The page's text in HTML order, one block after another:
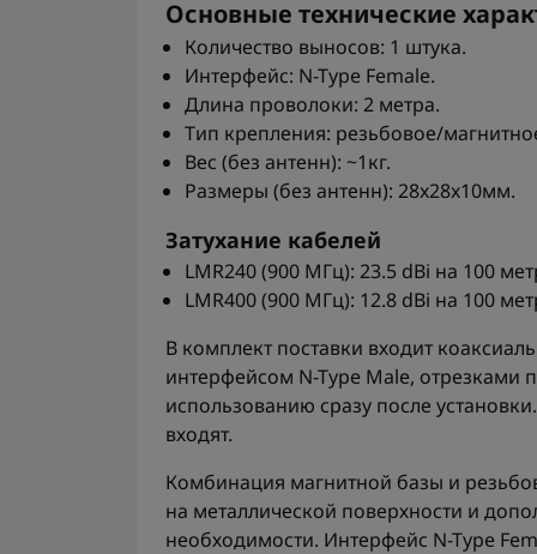
Основные технические
Количество выносов: 1 штука.
Интерфейс: N-Type Female.
Длина проволоки: 2 метра.
Тип крепления: резьбовое/
Вес (без антенн): ~1кг.
Размеры (без антенн): 28x28x10мм.
Затухание кабелей
LMR240 (900 МГц): 23.5 dBi на 100
LMR400 (900 МГц): 12.8 dBi на 100
В комплект поставки входит
интерфейсом N-Type Male, отрезками
использованию сразу после
входят.
Комбинация магнитной базы и
на металлической поверхности и
необходимости. Интерфейс N-Type